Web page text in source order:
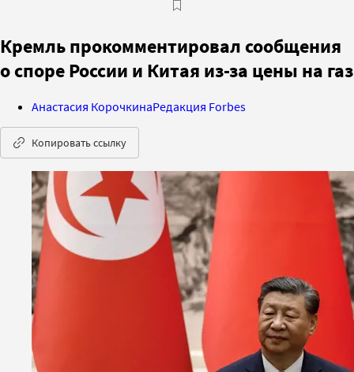
Кремль прокомментировал сообщения
о споре России и Китая из-за цены на газ
Анастасия КорочкинаРедакция Forbes
Копировать ссылку